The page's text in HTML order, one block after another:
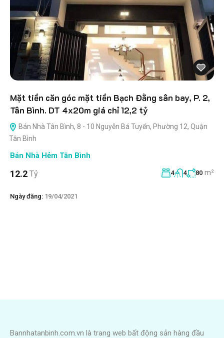
Mặt tiền căn góc mặt tiền Bạch Đằng sân bay, P. 2,
Tân Bình. DT 4x20m giá chỉ 12,2 tỷ
Bán Nhà Tân Bình, 8 - 10 Nguyễn Bá Tuyển, Phường 12, Quận
Tân Bình
Bán Nhà Hẻm Tân Bình
12.2 Tỷ 4 4 80 m²
Ngày đăng: 19/04/2021
Bannhatanbinh.com.vn là trang web bất động sản hàng đầu